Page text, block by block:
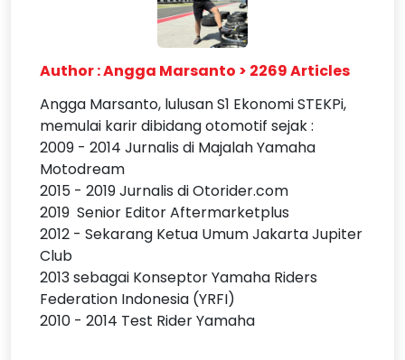
Author : Angga Marsanto > 2269 Articles
Angga Marsanto, lulusan S1 Ekonomi STEKPi,
memulai karir dibidang otomotif sejak :
2009 - 2014 Jurnalis di Majalah Yamaha
Motodream
2015 - 2019 Jurnalis di Otorider.com
2019 Senior Editor Aftermarketplus
2012 - Sekarang Ketua Umum Jakarta Jupiter
Club
2013 sebagai Konseptor Yamaha Riders
Federation Indonesia (YRFI)
2010 - 2014 Test Rider Yamaha